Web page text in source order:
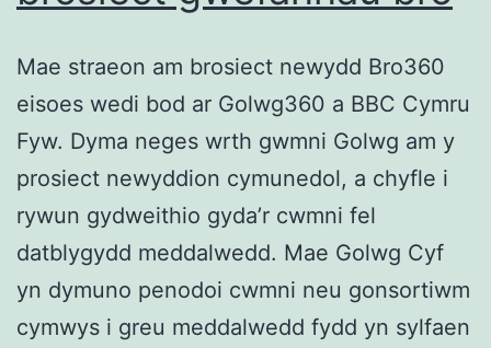
Mae straeon am brosiect newydd Bro360
eisoes wedi bod ar Golwg360 a BBC Cymru
Fyw. Dyma neges wrth gwmni Golwg am y
prosiect newyddion cymunedol, a chyfle i
rywun gydweithio gyda’r cwmni fel
datblygydd meddalwedd. Mae Golwg Cyf
yn dymuno penodoi cwmni neu gonsortiwm
cymwys i greu meddalwedd fydd yn sylfaen